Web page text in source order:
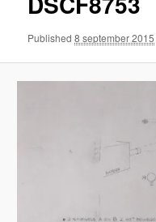
Published8 september 2015